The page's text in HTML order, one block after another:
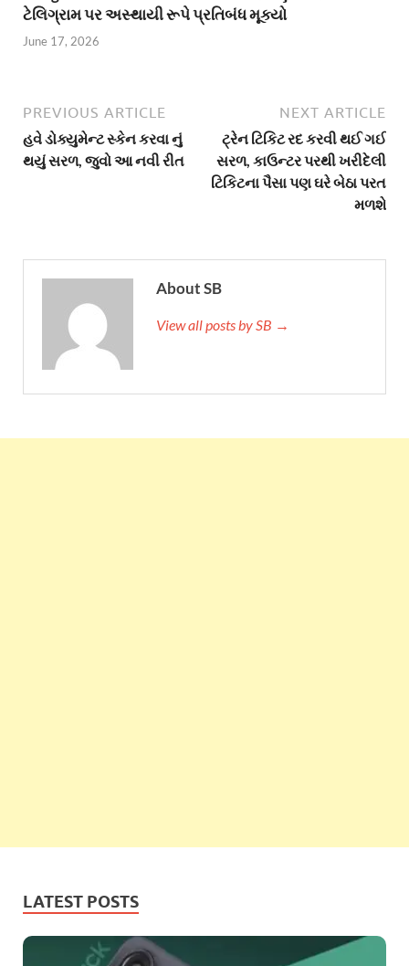
ટેલિગ્રામ પર અસ્થાયી રૂપે પ્રતિબંધ મૂક્યો
June 17, 2026
PREVIOUS ARTICLE
હવે ડોક્યુમેન્ટ સ્કેન કરવા નું
થયું સરળ, જુવો આ નવી રીત
NEXT ARTICLE
ટ્રેન ટિકિટ રદ કરવી થઈ ગઈ
સરળ, કાઉન્ટર પરથી ખરીદેલી
ટિકિટના પૈસા પણ ઘરે બેઠા પરત
મળશે
About SB
View all posts by SB →
LATEST POSTS